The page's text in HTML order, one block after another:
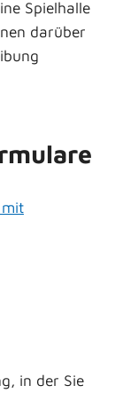
Spielhalle
darüber
in der Sie